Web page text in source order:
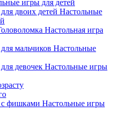
игры для детей
Настольные
Настольная игра
Настольные
Настольные игры
Настольные игры